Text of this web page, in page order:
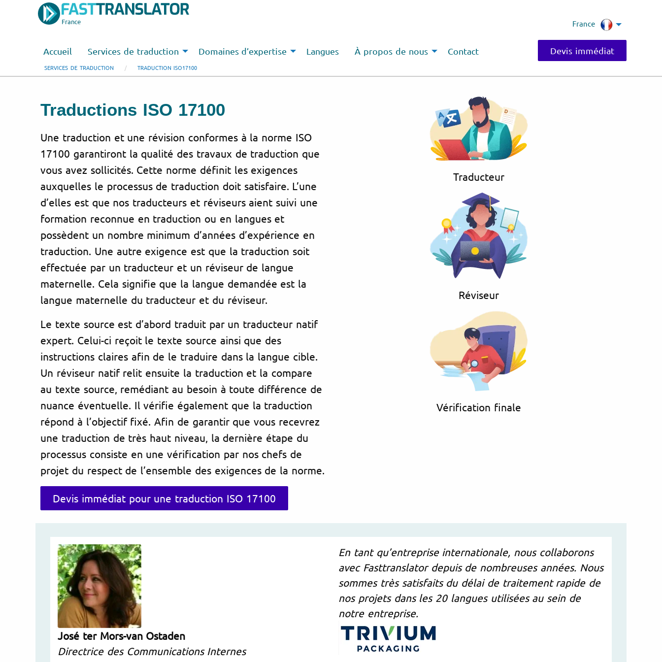
France France
Devis immédiat
Accueil Services de traduction Domaines d’expertise Langues À propos de nous Contact
SERVICES DE TRADUCTION TRADUCTION ISO17100
Traductions ISO 17100
Une traduction et une révision conformes à la norme ISO
17100 garantiront la qualité des travaux de traduction que
vous avez sollicités. Cette norme définit les exigences
auxquelles le processus de traduction doit satisfaire. L’une
d’elles est que nos traducteurs et réviseurs aient suivi une
formation reconnue en traduction ou en langues et
possèdent un nombre minimum d’années d’expérience en
traduction. Une autre exigence est que la traduction soit
effectuée par un traducteur et un réviseur de langue
maternelle. Cela signifie que la langue demandée est la
langue maternelle du traducteur et du réviseur.
Le texte source est d’abord traduit par un traducteur natif
expert. Celui-ci reçoit le texte source ainsi que des
instructions claires afin de le traduire dans la langue cible.
Un réviseur natif relit ensuite la traduction et la compare
au texte source, remédiant au besoin à toute différence de
nuance éventuelle. Il vérifie également que la traduction
répond à l’objectif fixé. Afin de garantir que vous recevrez
une traduction de très haut niveau, la dernière étape du
processus consiste en une vérification par nos chefs de
projet du respect de l’ensemble des exigences de la norme.
Devis immédiat pour une traduction ISO 17100
Traducteur
Réviseur
Vérification finale
José ter Mors-van Ostaden
Directrice des Communications Internes
En tant qu’entreprise internationale, nous collaborons
avec Fasttranslator depuis de nombreuses années. Nous
sommes très satisfaits du délai de traitement rapide de
nos projets dans les 20 langues utilisées au sein de
notre entreprise.